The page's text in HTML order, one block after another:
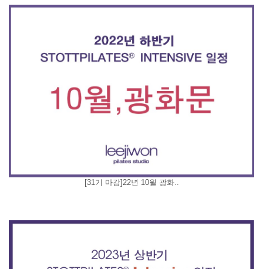
[31기 마감]22년 10월 광화..